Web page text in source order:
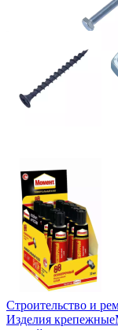
Строительство и
Изделия крепежные